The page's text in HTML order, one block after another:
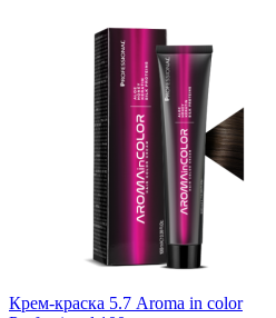
Крем-краска 5.7 Aroma in color